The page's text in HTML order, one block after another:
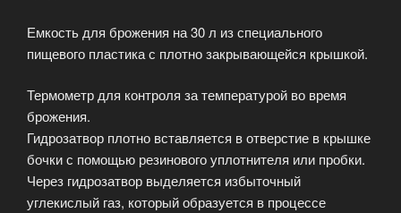
Емкость для брожения на 30 л из специального
пищевого пластика с плотно закрывающейся крышкой.
Термометр для контроля за температурой во время
брожения.
Гидрозатвор плотно вставляется в отверстие в крышке
бочки с помощью резинового уплотнителя или пробки.
Через гидрозатвор выделяется избыточный
углекислый газ, который образуется в процессе